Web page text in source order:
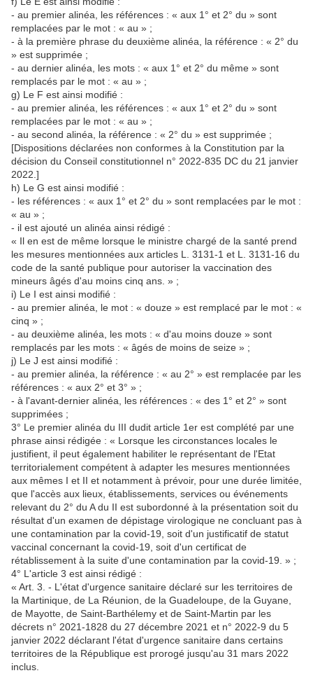
- au premier alinéa, les références : « aux 1° et 2° du » sont
remplacées par le mot : « au » ;
- à la première phrase du deuxième alinéa, la référence : « 2° du
» est supprimée ;
- au dernier alinéa, les mots : « aux 1° et 2° du même » sont
remplacés par le mot : « au » ;
g) Le F est ainsi modifié :
- au premier alinéa, les références : « aux 1° et 2° du » sont
remplacées par le mot : « au » ;
- au second alinéa, la référence : « 2° du » est supprimée ;
[Dispositions déclarées non conformes à la Constitution par la
décision du Conseil constitutionnel n° 2022-835 DC du 21 janvier
2022.]
h) Le G est ainsi modifié :
- les références : « aux 1° et 2° du » sont remplacées par le mot :
« au » ;
- il est ajouté un alinéa ainsi rédigé :
« Il en est de même lorsque le ministre chargé de la santé prend
les mesures mentionnées aux articles L. 3131-1 et L. 3131-16 du
code de la santé publique pour autoriser la vaccination des
mineurs âgés d'au moins cinq ans. » ;
i) Le I est ainsi modifié :
- au premier alinéa, le mot : « douze » est remplacé par le mot : «
cinq » ;
- au deuxième alinéa, les mots : « d'au moins douze » sont
remplacés par les mots : « âgés de moins de seize » ;
j) Le J est ainsi modifié :
- au premier alinéa, la référence : « au 2° » est remplacée par les
références : « aux 2° et 3° » ;
- à l'avant-dernier alinéa, les références : « des 1° et 2° » sont
supprimées ;
3° Le premier alinéa du III dudit article 1er est complété par une
phrase ainsi rédigée : « Lorsque les circonstances locales le
justifient, il peut également habiliter le représentant de l'Etat
territorialement compétent à adapter les mesures mentionnées
aux mêmes I et II et notamment à prévoir, pour une durée limitée,
que l'accès aux lieux, établissements, services ou événements
relevant du 2° du A du II est subordonné à la présentation soit du
résultat d'un examen de dépistage virologique ne concluant pas à
une contamination par la covid-19, soit d'un justificatif de statut
vaccinal concernant la covid-19, soit d'un certificat de
rétablissement à la suite d'une contamination par la covid-19. » ;
4° L'article 3 est ainsi rédigé :
« Art. 3. - L'état d'urgence sanitaire déclaré sur les territoires de
la Martinique, de La Réunion, de la Guadeloupe, de la Guyane,
de Mayotte, de Saint-Barthélemy et de Saint-Martin par les
décrets n° 2021-1828 du 27 décembre 2021 et n° 2022-9 du 5
janvier 2022 déclarant l'état d'urgence sanitaire dans certains
territoires de la République est prorogé jusqu'au 31 mars 2022
inclus.